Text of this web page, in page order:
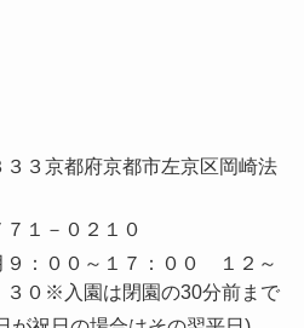
３京都府京都市左京区岡崎法
１－０２１０
９：００～１７：００ １２～
３０※入園は閉園の30分前まで